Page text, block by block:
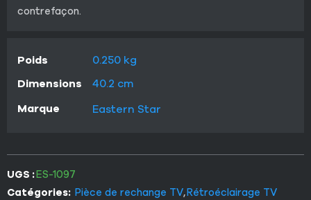
contrefaçon.
Poids
0.250 kg
Dimensions
40.2 cm
Marque
Eastern Star
UGS :ES-1097
Catégories: Pièce de rechange TV,Rétroéclairage TV